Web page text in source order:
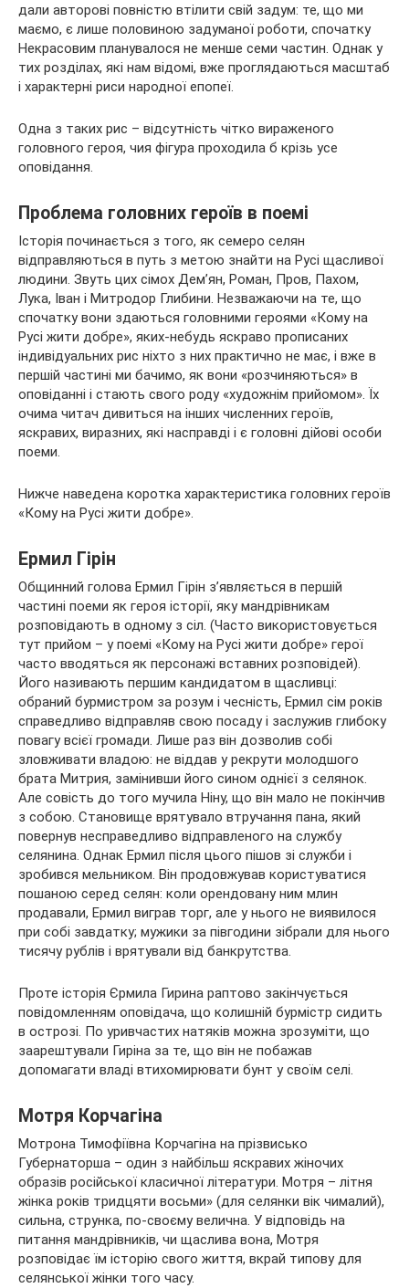
дали авторові повністю втілити свій задум: те, що ми
маємо, є лише половиною задуманої роботи, спочатку
Некрасовим планувалося не менше семи частин. Однак у
тих розділах, які нам відомі, вже проглядаються масштаб
і характерні риси народної епопеї.
Одна з таких рис – відсутність чітко вираженого
головного героя, чия фігура проходила б крізь усе
оповідання.
Проблема головних героїв в поемі
Історія починається з того, як семеро селян
відправляються в путь з метою знайти на Русі щасливої
людини. Звуть цих сімох Дем’ян, Роман, Пров, Пахом,
Лука, Іван і Митродор Глибини. Незважаючи на те, що
спочатку вони здаються головними героями «Кому на
Русі жити добре», яких-небудь яскраво прописаних
індивідуальних рис ніхто з них практично не має, і вже в
першій частині ми бачимо, як вони «розчиняються» в
оповіданні і стають свого роду «художнім прийомом». Їх
очима читач дивиться на інших численних героїв,
яскравих, виразних, які насправді і є головні дійові особи
поеми.
Нижче наведена коротка характеристика головних героїв
«Кому на Русі жити добре».
Ермил Гірін
Общинний голова Ермил Гірін з’являється в першій
частині поеми як героя історії, яку мандрівникам
розповідають в одному з сіл. (Часто використовується
тут прийом – у поемі «Кому на Русі жити добре» герої
часто вводяться як персонажі вставних розповідей).
Його називають першим кандидатом в щасливці:
обраний бурмистром за розум і чесність, Ермил сім років
справедливо відправляв свою посаду і заслужив глибоку
повагу всієї громади. Лише раз він дозволив собі
зловживати владою: не віддав у рекрути молодшого
брата Митрия, замінивши його сином однієї з селянок.
Але совість до того мучила Ніну, що він мало не покінчив
з собою. Становище врятувало втручання пана, який
повернув несправедливо відправленого на службу
селянина. Однак Ермил після цього пішов зі служби і
зробився мельником. Він продовжував користуватися
пошаною серед селян: коли орендовану ним млин
продавали, Ермил виграв торг, але у нього не виявилося
при собі завдатку; мужики за півгодини зібрали для нього
тисячу рублів і врятували від банкрутства.
Проте історія Єрмила Гирина раптово закінчується
повідомленням оповідача, що колишній бурмістр сидить
в острозі. По уривчастих натяків можна зрозуміти, що
заарештували Гиріна за те, що він не побажав
допомагати владі втихомирювати бунт у своїм селі.
Мотря Корчагіна
Мотрона Тимофіївна Корчагіна на прізвисько
Губернаторша – один з найбільш яскравих жіночих
образів російської класичної літератури. Мотря – літня
жінка років тридцяти восьми» (для селянки вік чималий),
сильна, струнка, по-своєму велична. У відповідь на
питання мандрівників, чи щаслива вона, Мотря
розповідає їм історію свого життя, вкрай типову для
селянської жінки того часу.